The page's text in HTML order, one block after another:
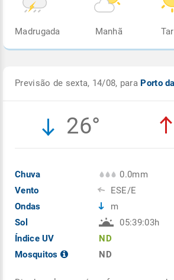
Madrugada Manhã
Previsão de sexta, 14/08, para Porto
26°
Chuva
Vento
Ondas
Sol
Índice UV
Mosquitos
0.0mm
ESE/E
m
05:39:03h
ND
ND